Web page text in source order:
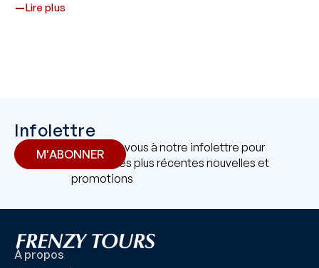
Lire plus
Infolettre
Abonnez-vous à notre infolettre pour
recevoir les plus récentes nouvelles et
promotions
M'ABONNER
À propos